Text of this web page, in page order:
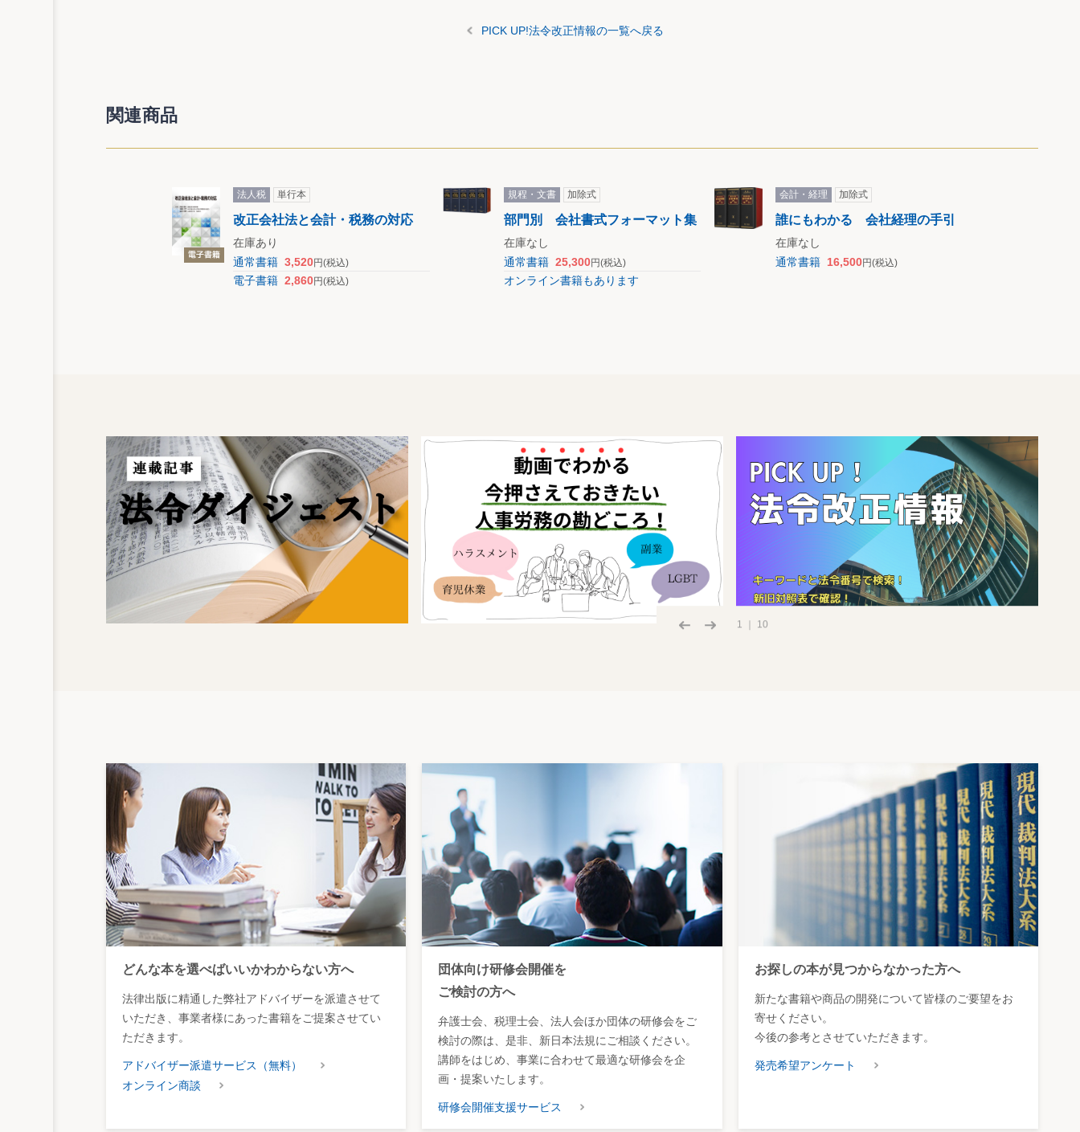
PICK UP!法令改正情報の一覧へ戻る
関連商品
法人税 単行本
改正会社法と会計・税務の対応
在庫あり
通常書籍 3,520円(税込)
電子書籍 2,860円(税込)
規程・文書 加除式
部門別 会社書式フォーマット集
在庫なし
通常書籍 25,300円(税込)
オンライン書籍もあります
会計・経理 加除式
誰にもわかる 会社経理の手引
在庫なし
通常書籍 16,500円(税込)
1 ｜ 10
どんな本を選べばいいかわからない方へ
法律出版に精通した弊社アドバイザーを派遣させて
いただき、事業者様にあった書籍をご提案させてい
ただきます。
アドバイザー派遣サービス（無料）
オンライン商談
団体向け研修会開催を
ご検討の方へ
弁護士会、税理士会、法人会ほか団体の研修会をご
検討の際は、是非、新日本法規にご相談ください。
講師をはじめ、事業に合わせて最適な研修会を企
画・提案いたします。
研修会開催支援サービス
お探しの本が見つからなかった方へ
新たな書籍や商品の開発について皆様のご要望をお
寄せください。
今後の参考とさせていただきます。
発売希望アンケート